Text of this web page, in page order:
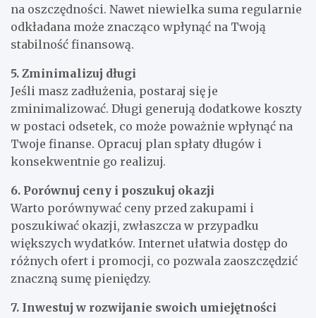
na oszczędności. Nawet niewielka suma regularnie
odkładana może znacząco wpłynąć na Twoją
stabilność finansową.
5. Zminimalizuj długi
Jeśli masz zadłużenia, postaraj się je
zminimalizować. Długi generują dodatkowe koszty
w postaci odsetek, co może poważnie wpłynąć na
Twoje finanse. Opracuj plan spłaty długów i
konsekwentnie go realizuj.
6. Porównuj ceny i poszukuj okazji
Warto porównywać ceny przed zakupami i
poszukiwać okazji, zwłaszcza w przypadku
większych wydatków. Internet ułatwia dostęp do
różnych ofert i promocji, co pozwala zaoszczędzić
znaczną sumę pieniędzy.
7. Inwestuj w rozwijanie swoich umiejętności